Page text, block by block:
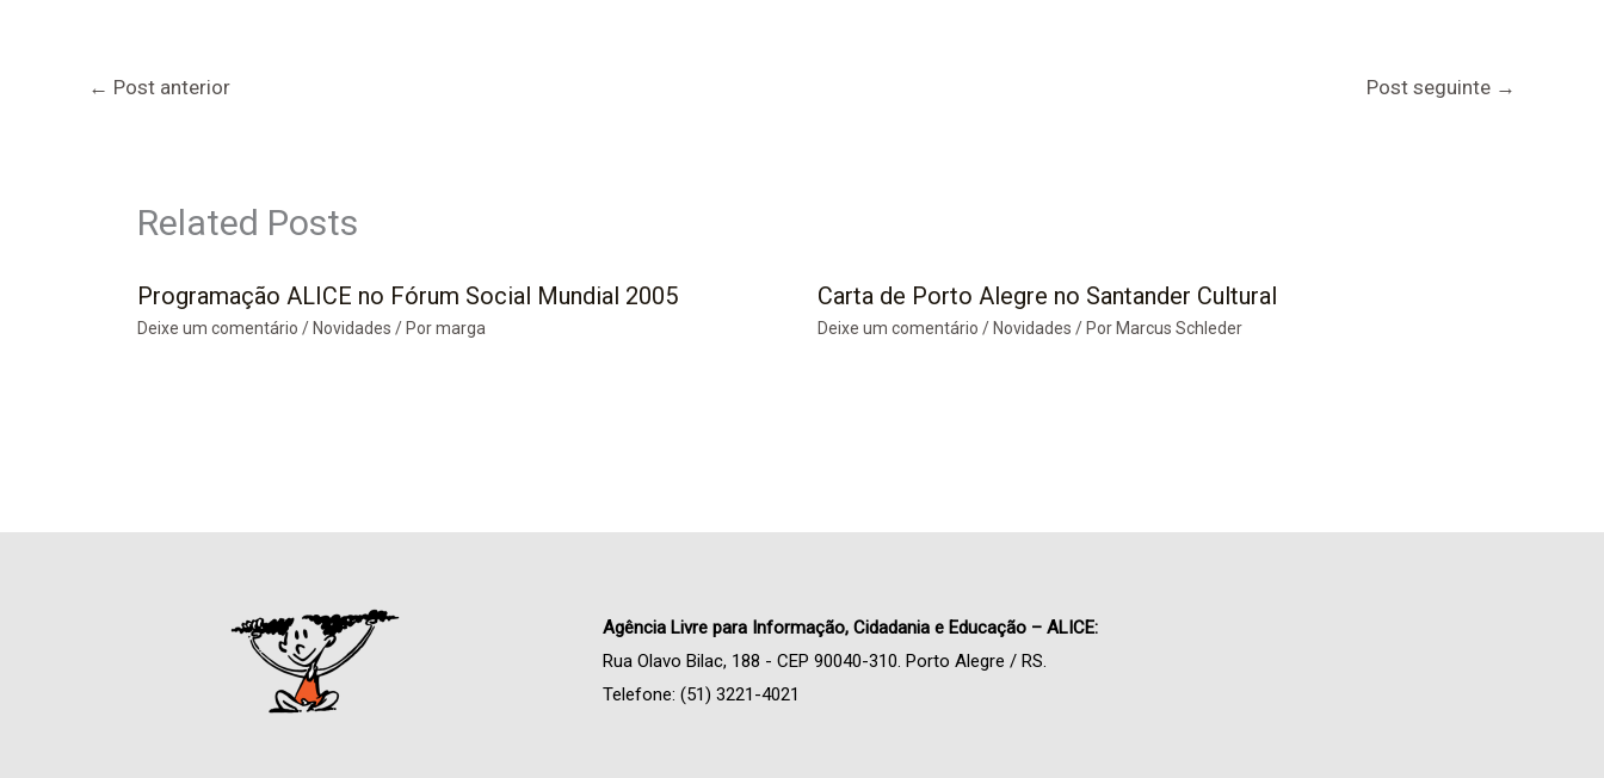
← Post anterior Post seguinte →
Related Posts
Programação ALICE no Fórum Social Mundial 2005
Deixe um comentário / Novidades / Pormarga
Carta de Porto Alegre no Santander Cultural
Deixe um comentário / Novidades / Por Marcus Schleder
Agência Livre para Informação, Cidadania e Educação – ALICE:
Rua Olavo Bilac, 188 - CEP 90040-310. Porto Alegre / RS.
Telefone: (51) 3221-4021